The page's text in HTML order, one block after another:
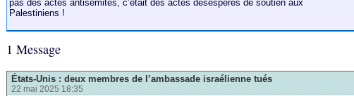
pas des actes antisémites, c’était des actes désespérés de soutien aux
Palestiniens !
1 Message
États-Unis : deux membres de l’ambassade israélienne tués
22 mai 2025 18:35